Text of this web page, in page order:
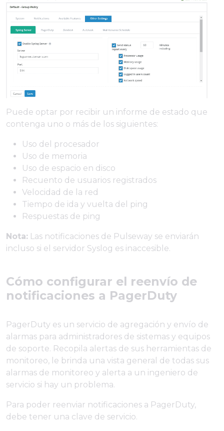
Puede optar por recibir un informe de estado que
contenga uno o más de los siguientes:
Uso del procesador
Uso de memoria
Uso de espacio en disco
Recuento de usuarios registrados
Velocidad de la red
Tiempo de ida y vuelta del ping
Respuestas de ping
Nota: Las notificaciones de Pulseway se enviarán
incluso si el servidor Syslog es inaccesible.
Cómo configurar el reenvío de
notificaciones a PagerDuty
PagerDuty es un servicio de agregación y envío de
alarmas para administradores de sistemas y equipos
de soporte. Recopila alertas de sus herramientas de
monitoreo, le brinda una vista general de todas sus
alarmas de monitoreo y alerta a un ingeniero de
servicio si hay un problema.
Para poder reenviar notificaciones a PagerDuty,
debe tener una clave de servicio.